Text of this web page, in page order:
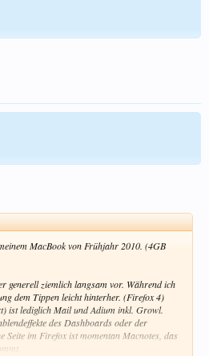
MacBook von Frühjahr 2010. (4GB
generell ziemlich langsam vor. Während ich
dem Tippen leicht hinterher. (Firefox 4)
ist lediglich Mail und Adium inkl. Growl.
des Dashboards oder der
Seite im Firefox ist momentan Macnotes, das